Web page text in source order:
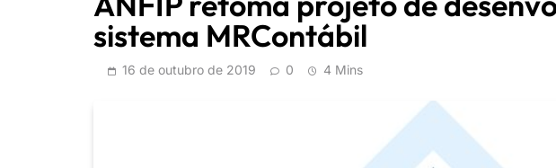
sistema MRContábil
16 de outubro de 2019 0 4 Mins